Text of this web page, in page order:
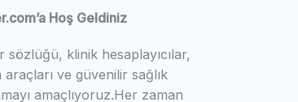
Hoş Geldiniz
sözlüğü, klinik hesaplayıcılar,
araçları ve güvenilir sağlık
amaçlıyoruz.Her zaman